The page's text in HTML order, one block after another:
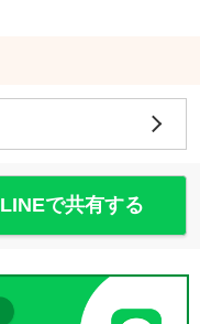
LINEで共有する